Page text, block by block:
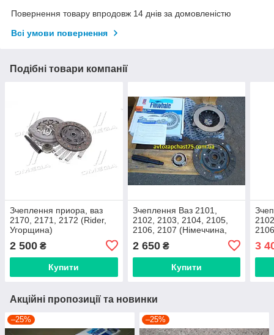
Повернення товару впродовж 14 днів за домовленістю
Всі умови повернення
Подібні товари компанії
Зчеплення приора, ваз
2170, 2171, 2172 (Rider,
Угорщина)
2 500 ₴
Купити
Зчеплення Ваз 2101,
2102, 2103, 2104, 2105,
2106, 2107 (Німеччина,
2 650₴
Купити
3
Акційні пропозиції та новинки
–25% –25%